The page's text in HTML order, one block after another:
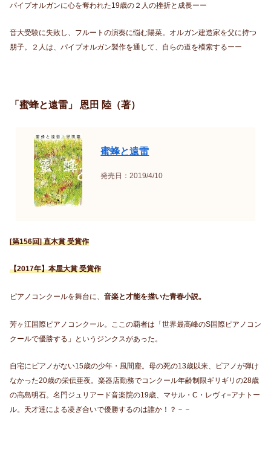
パイプオルガンに心を奪われた19歳の２人の挫折と成長ーー
音大受験に失敗し、フルートの演奏に悩む陽菜。オルガン建造家を父に持つ
朋子。２人は、パイプオルガン製作を通して、自らの道を模索するーー
「蜜蜂と遠雷」 恩田 陸（著）
蜜蜂と遠雷
発売日：2019/4/10
[第156回] 直木賞 受賞作
【2017年】本屋大賞 受賞作
ピアノコンクールを舞台に、 音楽と才能を描いた青春小説。
芳ヶ江国際ピアノコンクール。ここの覇者は「世界最高峰のS国際ピアノコン
クールで優勝する」というジンクスがあった。
自宅にピアノがない15歳の少年・風間塵。母の死の13歳以来、ピアノが弾け
なかった20歳の栄伝亜夜。楽器店勤務でコンクール年齢制限ギリギリの28歳
の高島明石。名門ジュリアード音楽院の19歳、マサル・C・レヴィ=アナトー
ル。天才達による凌ぎ合いで優勝するのは誰か！？－－